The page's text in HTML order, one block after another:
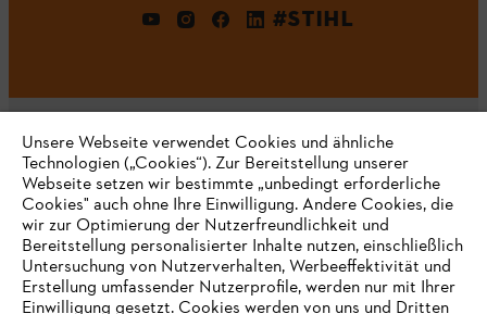
#STIHL
Unternehmen
Häufig gestellte Fragen
Unsere Webseite verwendet Cookies und ähnliche
Technologien („Cookies“). Zur Bereitstellung unserer
Webseite setzen wir bestimmte „unbedingt erforderliche
Cookies" auch ohne Ihre Einwilligung. Andere Cookies, die
wir zur Optimierung der Nutzerfreundlichkeit und
Bereitstellung personalisierter Inhalte nutzen, einschließlich
Untersuchung von Nutzerverhalten, Werbeeffektivität und
Erstellung umfassender Nutzerprofile, werden nur mit Ihrer
Einwilligung gesetzt. Cookies werden von uns und Dritten